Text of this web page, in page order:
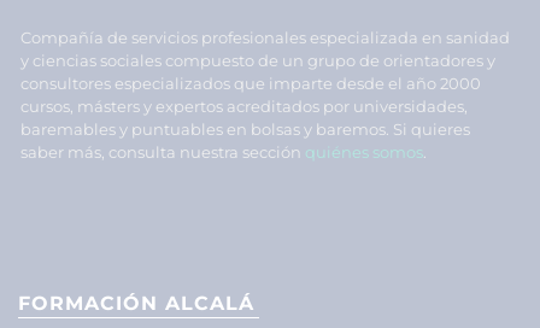
Compañía de servicios profesionales especializada en sanidad
y ciencias sociales compuesto de un grupo de orientadores y
consultores especializados que imparte desde el año 2000
cursos, másters y expertos acreditados por universidades,
baremables y puntuables en bolsas y baremos. Si quieres
saber más, consulta nuestra sección quiénes somos.
FORMACIÓN ALCALÁ